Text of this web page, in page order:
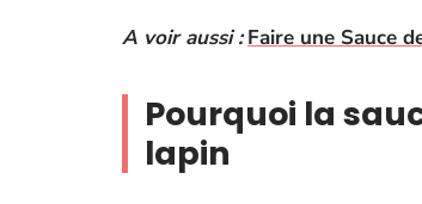
A voir aussi : Faire une Sauce
Pourquoi la
lapin